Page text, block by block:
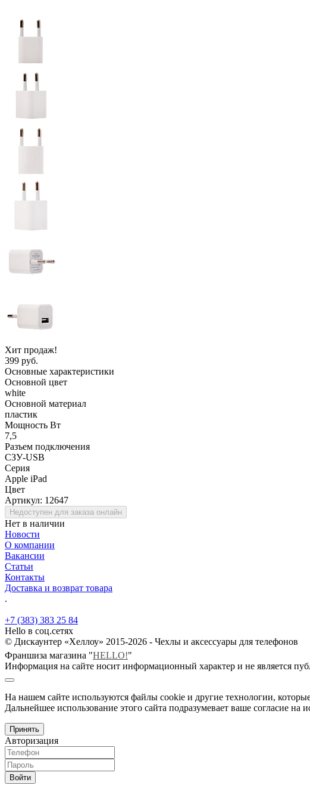
Хит продаж!
399 руб.
Основные характеристики
Основной цвет
white
Основной материал
пластик
Мощность Вт
7,5
Разъем подключения
СЗУ-USB
Серия
Apple iPad
Цвет
Артикул: 12647
Недоступен для заказа онлайн
Нет в наличии
Новости
О компании
Вакансии
Статьи
Контакты
Доставка и возврат товара
.
+7 (383) 383 25 84
Hello в соц.сетях
© Дискаунтер «Хеллоу» 2015-2026 - Чехлы и аксессуары для телефонов
Франшиза магазина "HELLO!"
Информация на сайте носит информационный характер и не является
На нашем сайте используются файлы cookie и другие технологии,
Дальнейшее использование этого сайта подразумевает ваше согласие на
Принять
Авторизация
Войти